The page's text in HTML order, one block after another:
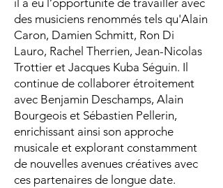
il a eu l’opportunité de travailler avec
des musiciens renommés tels qu'Alain
Caron, Damien Schmitt, Ron Di
Lauro, Rachel Therrien, Jean-Nicolas
Trottier et Jacques Kuba Séguin. Il
continue de collaborer étroitement
avec Benjamin Deschamps, Alain
Bourgeois et Sébastien Pellerin,
enrichissant ainsi son approche
musicale et explorant constamment
de nouvelles avenues créatives avec
ces partenaires de longue date.